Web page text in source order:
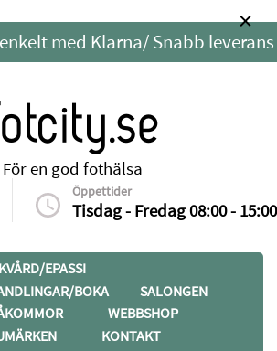
med Klarna/ Snabb leverans
För en god fothälsa
Öppettider
Tisdag - Fredag 08:00 - 15:00
EPASSI
BOKA
SALONGEN
WEBBSHOP
KONTAKT